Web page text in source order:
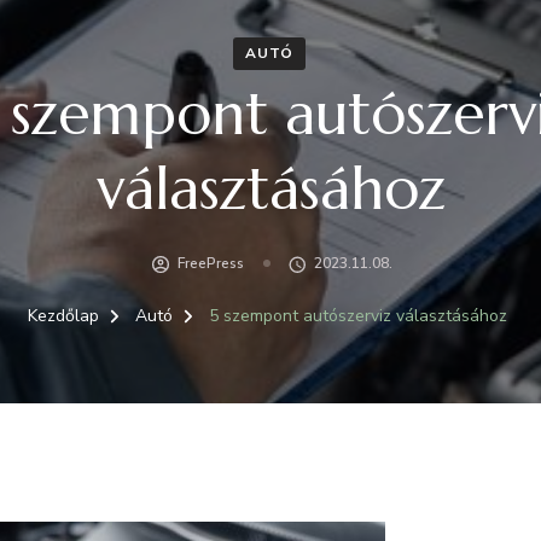
AUTÓ
választásához
FreePress 2023.11.08.
Kezdőlap Autó 5 szempont autószerviz választásához